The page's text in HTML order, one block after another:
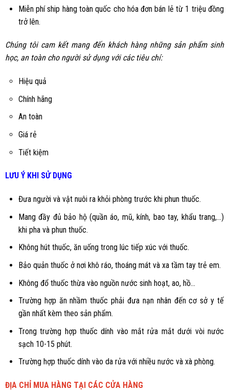
Miễn phí ship hàng toàn quốc cho hóa đơn bán lẻ từ 1 triệu đồng
trở lên.
Chúng tôi cam kết mang đến khách hàng những sản phẩm sinh
học, an toàn cho người sử dụng với các tiêu chí:
Hiệu quả
Chính hãng
An toàn
Giá rẻ
Tiết kiệm
LƯU Ý KHI SỬ DỤNG
Đưa người và vật nuôi ra khỏi phòng trước khi phun thuốc.
Mang đầy đủ bảo hộ (quần áo, mũ, kính, bao tay, khẩu trang,...)
khi pha và phun thuốc.
Không hút thuốc, ăn uống trong lúc tiếp xúc với thuốc.
Bảo quản thuốc ở nơi khô ráo, thoáng mát và xa tầm tay trẻ em.
Không đổ thuốc thừa vào nguồn nước sinh hoạt, ao, hồ...
Trường hợp ăn nhầm thuốc phải đưa nạn nhân đến cơ sở y tế
gần nhất kèm theo sản phẩm.
Trong trường hợp thuốc dính vào mắt rửa mắt dưới vòi nước
sạch 10-15 phút.
Trường hợp thuốc dính vào da rửa với nhiều nước và xà phòng.
ĐỊA CHỈ MUA HÀNG TẠI CÁC CỬA HÀNG